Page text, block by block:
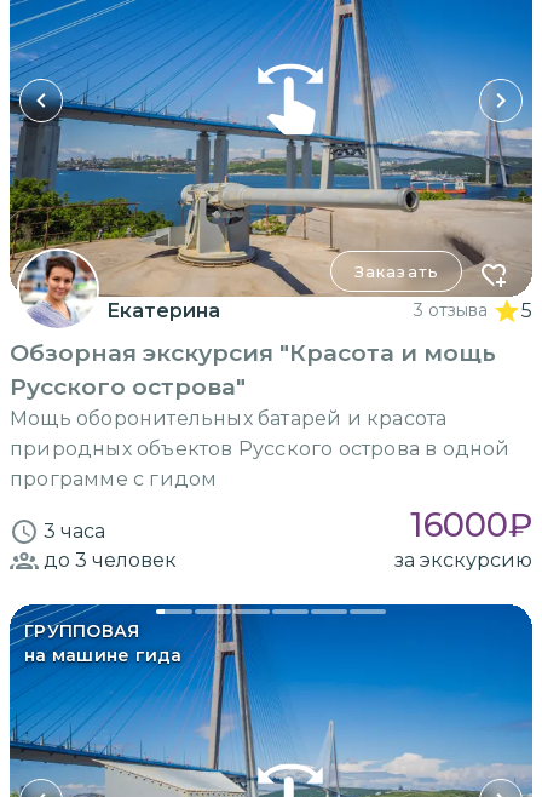
Заказать
Екатерина 3 отзыва 5
Обзорная экскурсия "Красота и мощь
Русского острова"
Мощь оборонительных батарей и красота
природных объектов Русского острова в одной
программе с гидом
3 часа 16000₽
до 3 человек за экскурсию
ГРУППОВАЯ
на машине гида